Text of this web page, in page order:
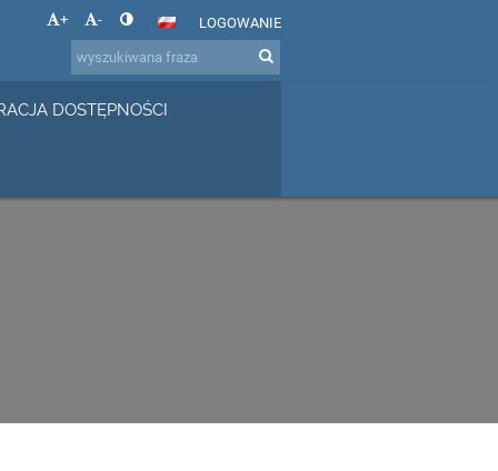
+ - LOGOWANIE
DOSTĘPNOŚCI